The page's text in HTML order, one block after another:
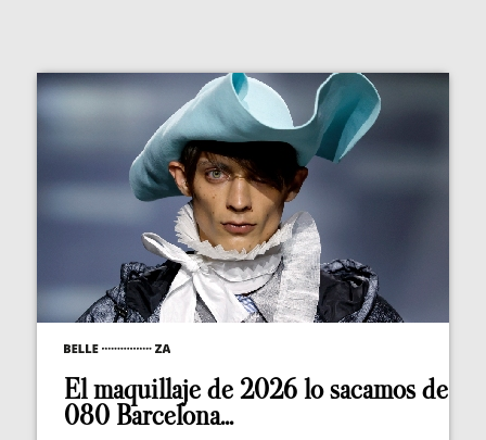
El maquillaje de 2026 lo sacamos de
080 Barcelona...